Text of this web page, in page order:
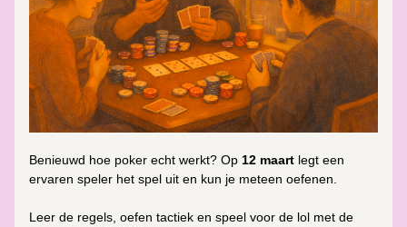
Benieuwd hoe poker echt werkt? Op 12 maart legt een
ervaren speler het spel uit en kun je meteen oefenen.
Leer de regels, oefen tactiek en speel voor de lol met de